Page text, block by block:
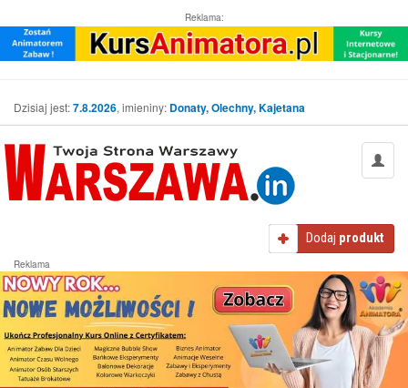
Reklama:
Dzisiaj jest:7.8.2026, imieniny: Donaty, Olechny, Kajetana
Dodaj produkt
Reklama